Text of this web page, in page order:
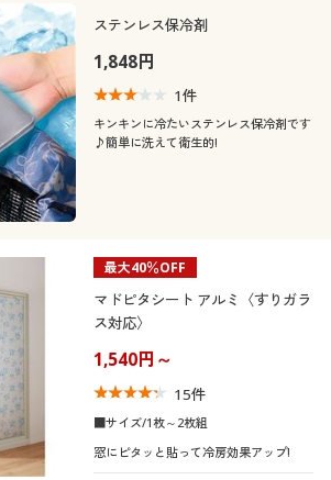
柄
モノトーン フリル
ボン
イロン コットン・綿100
ザー
ナメル
特徴
ォッシャブル(洗
る)
ＵＶカット・紫外線
速乾 消臭
行
ト
ジュアル ナチュラル
レギュラー
代 30代
40代 50代
ン
夏
円
ステンレス保冷剤
1,848円
1件
キンキンに冷たいステンレス保冷剤です
♪簡単に洗えて衛生的!
最大40％OFF
マドピタシート アルミ〈すりガラ
ス対応〉
1,540円～
15件
■サイズ/1枚～2枚組
窓にピタッと貼って冷房効果アップ!